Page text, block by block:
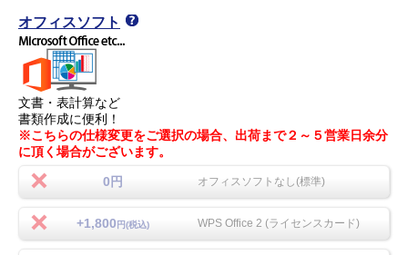
オフィスソフト
文書・表計算など
書類作成に便利！
※こちらの仕様変更をご選択の場合、出荷まで２～５営業日余分
に頂く場合がございます。
0円 オフィスソフトなし(標準)
+1,800 円(税込) WPS Office 2 (ライセンスカード)